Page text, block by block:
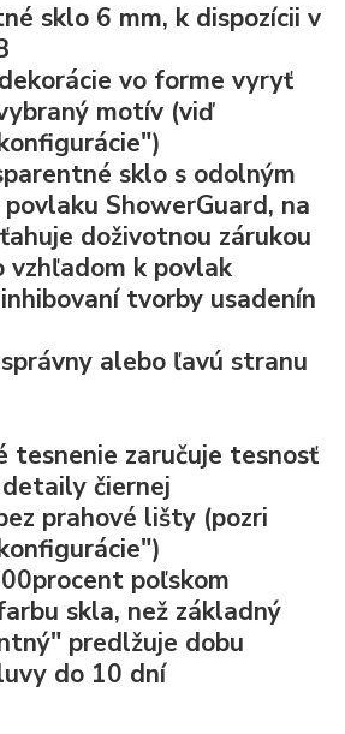
sklo 6 mm, k dispozícii v
vo formevyryť
motív (viď
sklo s odolným
ShowerGuard, na
doživotnou zárukou
vzhľadom k povlak
inhibovaní tvorby usadenín
alebo ľavú stranu
tesnenie zaručuje tesnosť
čiernej
prahové lišty (pozri
poľskom
skla, než základný
predlžuje dobu
do 10 dní